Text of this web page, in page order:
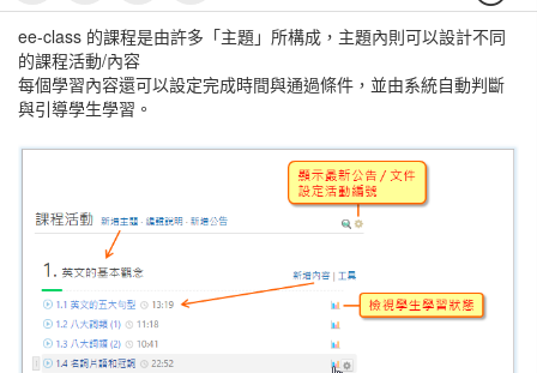
ee-class 的課程是由許多「主題」所構成，主題內則可以設計不同
的課程活動/內容
每個學習內容還可以設定完成時間與通過條件，並由系統自動判斷
與引導學生學習。